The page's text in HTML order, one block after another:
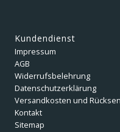
Kundendienst
Impressum
AGB
Widerrufsbelehrung
Datenschutzerklärung
Versandkosten und
Kontakt
Sitemap